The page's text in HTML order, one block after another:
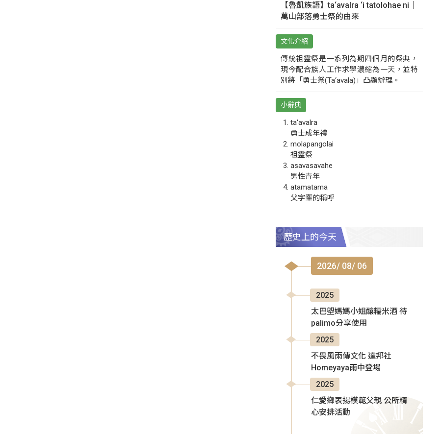
【魯凱族語】ta‘avalra ‘i tatolohae ni｜
萬山部落勇士祭的由來
文化介紹
傳統祖靈祭是一系列為期四個月的祭典，
現今配合族人工作求學濃縮為一天，並特
別將「勇士祭(Ta‘avala)」凸顯辦理。
小辭典
ta‘avalra
勇士成年禮
molapangolai
祖靈祭
asavasavahe
男性青年
atamatama
父字輩的稱呼
歷史上的今天
2026/ 08/ 06
2025
太巴塱媽媽小姐釀糯米酒 待
palimo分享使用
2025
不畏風雨傳文化 達邦社
Homeyaya雨中登場
2025
仁愛鄉表揚模範父親 公所精
心安排活動